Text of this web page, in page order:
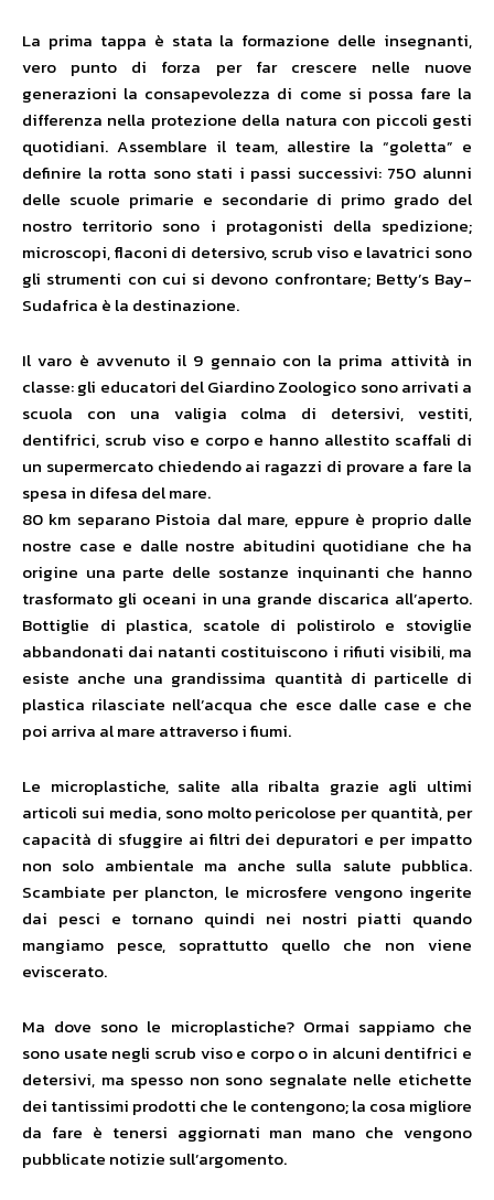
La prima tappa è stata la formazione delle insegnanti,
vero punto di forza per far crescere nelle nuove
generazioni la consapevolezza di come si possa fare la
differenza nella protezione della natura con piccoli gesti
quotidiani. Assemblare il team, allestire la “goletta” e
definire la rotta sono stati i passi successivi: 750 alunni
delle scuole primarie e secondarie di primo grado del
nostro territorio sono i protagonisti della spedizione;
microscopi, flaconi di detersivo, scrub viso e lavatrici sono
gli strumenti con cui si devono confrontare; Betty’s Bay-
Sudafrica è la destinazione.
Il varo è avvenuto il 9 gennaio con la prima attività in
classe: gli educatori del Giardino Zoologico sono arrivati a
scuola con una valigia colma di detersivi, vestiti,
dentifrici, scrub viso e corpo e hanno allestito scaffali di
un supermercato chiedendo ai ragazzi di provare a fare la
spesa in difesa del mare.
80 km separano Pistoia dal mare, eppure è proprio dalle
nostre case e dalle nostre abitudini quotidiane che ha
origine una parte delle sostanze inquinanti che hanno
trasformato gli oceani in una grande discarica all’aperto.
Bottiglie di plastica, scatole di polistirolo e stoviglie
abbandonati dai natanti costituiscono i rifiuti visibili, ma
esiste anche una grandissima quantità di particelle di
plastica rilasciate nell’acqua che esce dalle case e che
poi arriva al mare attraverso i fiumi.
Le microplastiche, salite alla ribalta grazie agli ultimi
articoli sui media, sono molto pericolose per quantità, per
capacità di sfuggire ai filtri dei depuratori e per impatto
non solo ambientale ma anche sulla salute pubblica.
Scambiate per plancton, le microsfere vengono ingerite
dai pesci e tornano quindi nei nostri piatti quando
mangiamo pesce, soprattutto quello che non viene
eviscerato.
Ma dove sono le microplastiche? Ormai sappiamo che
sono usate negli scrub viso e corpo o in alcuni dentifrici e
detersivi, ma spesso non sono segnalate nelle etichette
dei tantissimi prodotti che le contengono; la cosa migliore
da fare è tenersi aggiornati man mano che vengono
pubblicate notizie sull’argomento.